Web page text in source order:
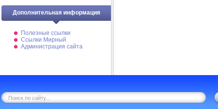
Дополнительная информация
Полезные ссылки
Ссылки Мирный
Администрация сайта